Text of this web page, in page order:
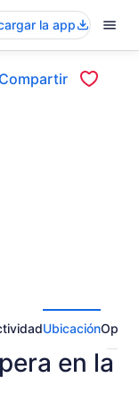
la app
Compartir
Ubicación
en la